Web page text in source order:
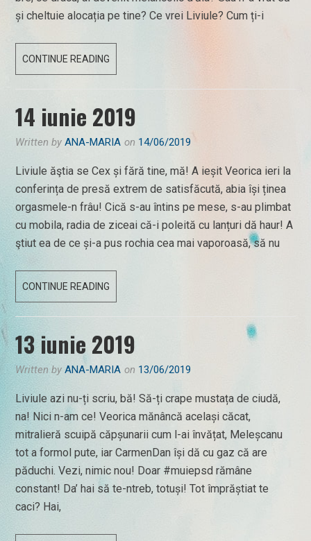
și cheltuie alocația pe tine? Ce vrei Liviule? Cum ți-i
CONTINUE READING
IUNIE
14 iunie 2019
Written byANA-MARIA on 14/06/2019
Liviule ăştia se Cex și fără tine, mă! A ieșit Veorica ieri la
conferința de presă extrem de satisfăcută, abia își ținea
orgasmele-n frâu! Cică s-au întins pe mese, s-au plimbat
cu mobila, radia de ziceai că-i poleită cu lanțuri dă haur! A
ştiut ea de ce și-a pus rochia cea mai vaporoasă, să nu
CONTINUE READING
IUNIE
13 iunie 2019
Written byANA-MARIA on 13/06/2019
Liviule azi nu-ți scriu, bă! Să-ți crape mustața de ciudă,
na! Nici n-am ce! Veorica mănâncă același căcat,
mitralieră scuipă căpșunarii cum l-ai învățat, Meleșcanu
tot a formol pute, iar CarmenDan își dă cu gaz că are
păduchi. Vezi, nimic nou! Doar #muiepsd rămâne
constant! Da’ hai să te-ntreb, totuși! Tot împrăștiat te
caci? Hai,